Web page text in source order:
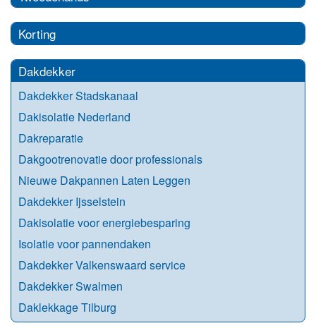
Korting
Dakdekker
Dakdekker Stadskanaal
Dakisolatie Nederland
Dakreparatie
Dakgootrenovatie door professionals
Nieuwe Dakpannen Laten Leggen
Dakdekker Ijsselstein
Dakisolatie voor energiebesparing
Isolatie voor pannendaken
Dakdekker Valkenswaard service
Dakdekker Swalmen
Daklekkage Tilburg